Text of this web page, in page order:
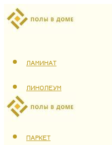
ЛАМИНАТ
ЛИНОЛЕУМ
ТЕПЛЫЙ ПОЛ
ПАРКЕТ